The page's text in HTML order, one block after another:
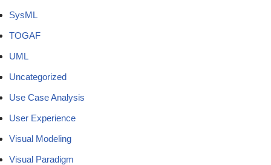
SysML
TOGAF
UML
Uncategorized
Use Case Analysis
User Experience
Visual Modeling
Visual Paradigm